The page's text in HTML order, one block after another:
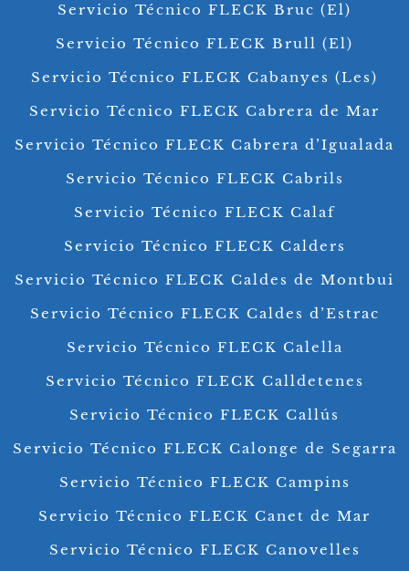
Servicio Técnico FLECK Bruc (El)
Servicio Técnico FLECK Brull (El)
Servicio Técnico FLECK Cabanyes (Les)
Servicio Técnico FLECK Cabrera de Mar
Servicio Técnico FLECK Cabrera d’Igualada
Servicio Técnico FLECK Cabrils
Servicio Técnico FLECK Calaf
Servicio Técnico FLECK Calders
Servicio Técnico FLECK Caldes de Montbui
Servicio Técnico FLECK Caldes d’Estrac
Servicio Técnico FLECK Calella
Servicio Técnico FLECK Calldetenes
Servicio Técnico FLECK Callús
Servicio Técnico FLECK Calonge de Segarra
Servicio Técnico FLECK Campins
Servicio Técnico FLECK Canet de Mar
Servicio Técnico FLECK Canovelles